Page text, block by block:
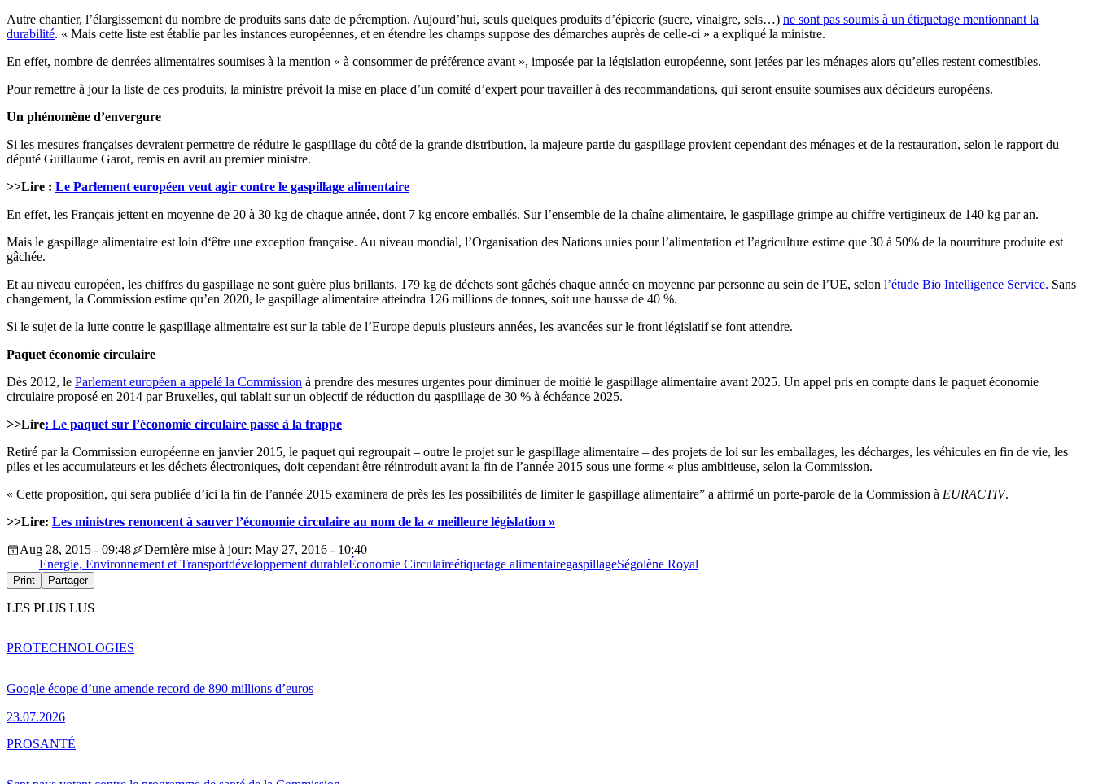
Autre chantier, l’élargissement du nombre de produits sans date de péremption. Aujourd’hui, seuls quelques produits d’épicerie (sucre, vinaigre, sels…) ne sont pas soumis à un étiquetage mentionnant la
durabilité. « Mais cette liste est établie par les instances européennes, et en étendre les champs suppose des démarches auprès de celle-ci » a expliqué la ministre.
En effet, nombre de denrées alimentaires soumises à la mention « à consommer de préférence avant », imposée par la législation européenne, sont jetées par les ménages alors qu’elles restent comestibles.
Pour remettre à jour la liste de ces produits, la ministre prévoit la mise en place d’un comité d’expert pour travailler à des recommandations, qui seront ensuite soumises aux décideurs européens.
Un phénomène d’envergure
Si les mesures françaises devraient permettre de réduire le gaspillage du côté de la grande distribution, la majeure partie du gaspillage provient cependant des ménages et de la restauration, selon le rapport du
député Guillaume Garot, remis en avril au premier ministre.
>>Lire : Le Parlement européen veut agir contre le gaspillage alimentaire
En effet, les Français jettent en moyenne de 20 à 30 kg de chaque année, dont 7 kg encore emballés. Sur l’ensemble de la chaîne alimentaire, le gaspillage grimpe au chiffre vertigineux de 140 kg par an.
Mais le gaspillage alimentaire est loin d‘être une exception française. Au niveau mondial, l’Organisation des Nations unies pour l’alimentation et l’agriculture estime que 30 à 50% de la nourriture produite est
gâchée.
Et au niveau européen, les chiffres du gaspillage ne sont guère plus brillants. 179 kg de déchets sont gâchés chaque année en moyenne par personne au sein de l’UE, selon l’étude Bio Intelligence Service. Sans
changement, la Commission estime qu’en 2020, le gaspillage alimentaire atteindra 126 millions de tonnes, soit une hausse de 40 %.
Si le sujet de la lutte contre le gaspillage alimentaire est sur la table de l’Europe depuis plusieurs années, les avancées sur le front législatif se font attendre.
Paquet économie circulaire
Dès 2012, le Parlement européen a appelé la Commission à prendre des mesures urgentes pour diminuer de moitié le gaspillage alimentaire avant 2025. Un appel pris en compte dans le paquet économie
circulaire proposé en 2014 par Bruxelles, qui tablait sur un objectif de réduction du gaspillage de 30 % à échéance 2025.
>>Lire: Le paquet sur l’économie circulaire passe à la trappe
Retiré par la Commission européenne en janvier 2015, le paquet qui regroupait – outre le projet sur le gaspillage alimentaire – des projets de loi sur les emballages, les décharges, les véhicules en fin de vie, les
piles et les accumulateurs et les déchets électroniques, doit cependant être réintroduit avant la fin de l’année 2015 sous une forme « plus ambitieuse, selon la Commission.
« Cette proposition, qui sera publiée d’ici la fin de l’année 2015 examinera de près les les possibilités de limiter le gaspillage alimentaire” a affirmé un porte-parole de la Commission à EURACTIV.
>>Lire: Les ministres renoncent à sauver l’économie circulaire au nom de la « meilleure législation »
Aug 28, 2015 - 09:48
Dernière mise à jour: May 27, 2016 - 10:40
Energie, Environnement et Transportdéveloppement durableÉconomie Circulaireétiquetage alimentairegaspillageSégolène Royal
Print Partager
LES PLUS LUS
Google écope d’une amende record de 890 millions d’euros
23.07.2026
PROTECHNOLOGIES
PROSANTÉ